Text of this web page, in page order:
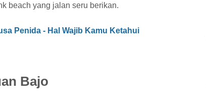
beach yang jalan seru berikan.
Penida - Hal Wajib Kamu Ketahui
Bajo